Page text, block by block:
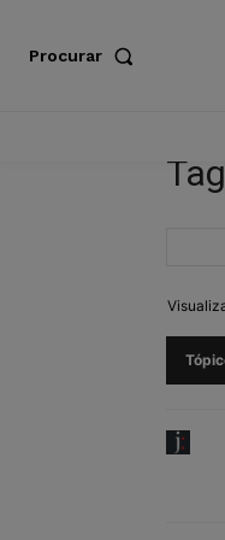
Procurar